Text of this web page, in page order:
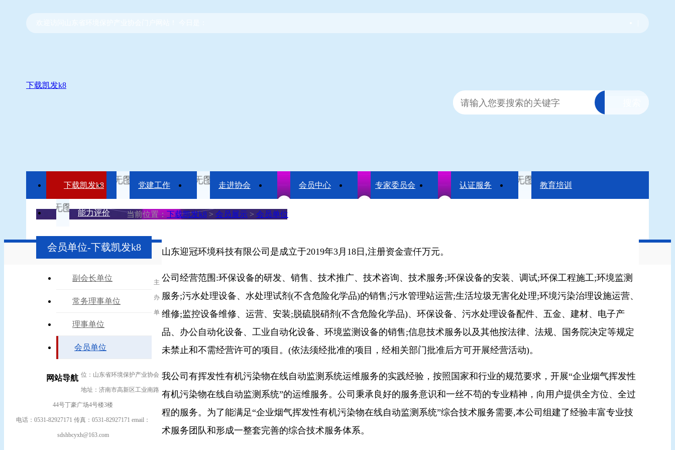
下载凯发k8
下载凯发k8 党建工作 走进协会 会员中心 专家委员会 认证服务 教育培训
能力评价 当前位置： 下载凯发k8 > 会员展示 > 会员单位
会员单位-下载凯发k8
副会长单位
常务理事单位
理事单位
会员单位
山东迎冠环境科技有限公司是成立于2019年3月18日,注册资金壹仟万元。
公司经营范围:环保设备的研发、销售、技术推广、技术咨询、技术服务;环保设备的安装、调试;环保工程施工;环境监测
服务;污水处理设备、水处理试剂(不含危险化学品)的销售;污水管理站运营;生活垃圾无害化处理;环境污染治理设施运营、
维修;监控设备维修、 运营、安装;脱硫脱硝剂(不含危险化学品)、环保设备、污水处理设备配件、五金、建材、电子产
品、办公自动化设备、工业自动化设备、环境监测设备的销售;信息技术服务以及其他按法律、法规、国务院决定等规定
未禁止和不需经营许可的项目。(依法须经批准的项 目，经相关部门批准后方可开展经营活动)。
我公司有挥发性有机污染物在线自动监测系统运维服务的实践经验，按照国家和行业的规范要求，开展“企业烟气挥发性
有机污染物在线自动监测系统”的运维服务。公司秉承良好的服务意识和一丝不苟的专业精神，向用户提供全方位、全过
程的服务。为了能满足“企业烟气挥发性有机污染物在线自动监测系统”综合技术服务需要,本公司组建了经验丰富专业技
术服务团队和形成一整套完善的综合技术服务体系。
网站导航
主
办
单
位：山东省环境保护产业协会
地址：济南市高新区工业南路
44号丁豪广场4号楼3楼
电话：0531-82927171 传真：0531-82927171 email：
sdshbcyxh@163.com